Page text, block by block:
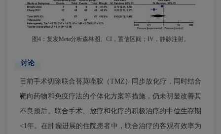
图4：复发Meta分析森林图。CI，置信区间；IV，静脉注射。
讨论
目前手术切除联合替莫唑胺（TMZ）同步放化疗，同时结合
靶向药物和免疫疗法的个体化方案等措施，仍未明显改善其
不良预后。联合手术、放疗和化疗的积极治疗的中位生存期
<1年。在肿瘤进展的住院患者中，联合治疗的客观有效率为